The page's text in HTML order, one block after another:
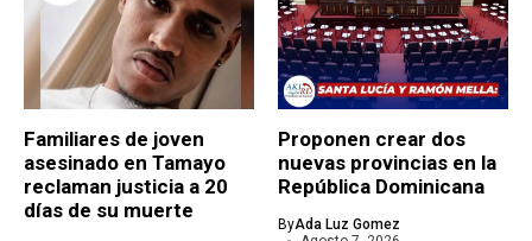
Familiares de joven
asesinado en Tamayo
reclaman justicia a 20
días de su muerte
Proponen crear dos
nuevas provincias en la
República Dominicana
ByAda Luz Gomez